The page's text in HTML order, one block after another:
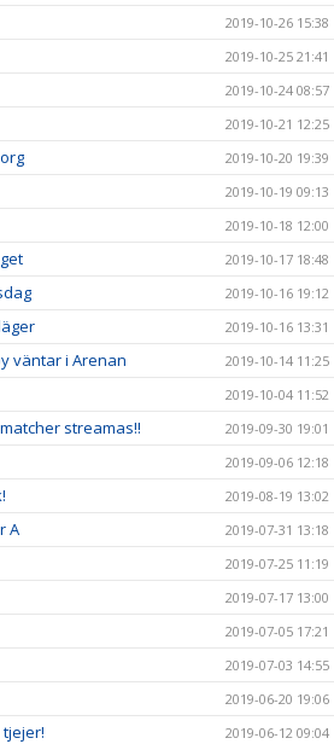
2019-10-26 15:38
2019-10-25 21:41
2019-10-24 08:57
2019-10-21 12:25
2019-10-20 19:39
2019-10-19 09:13
2019-10-18 12:00
2019-10-17 18:48
2019-10-16 19:12
2019-10-16 13:31
väntar i Arenan 2019-10-14 11:25
2019-10-04 11:52
streamas!! 2019-09-30 19:01
2019-09-06 12:18
2019-08-19 13:02
A 2019-07-31 13:18
2019-07-25 11:19
2019-07-17 13:00
2019-07-05 17:21
2019-07-03 14:55
2019-06-20 19:06
2019-06-12 09:04